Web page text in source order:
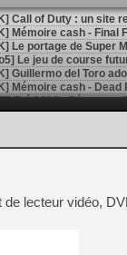
Le portage de Super
Le jeu de course
Guillermo del Toro
Eté 2026 - Séquence
Mistfall Hunter :
Wo Long 2 évolue
Crossfire : un TPS à
[PS5] Premiers
lecteur vidéo,